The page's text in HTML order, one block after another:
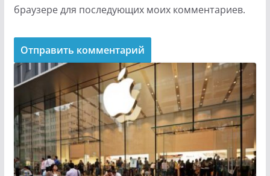
браузере для последующих моих комментариев.